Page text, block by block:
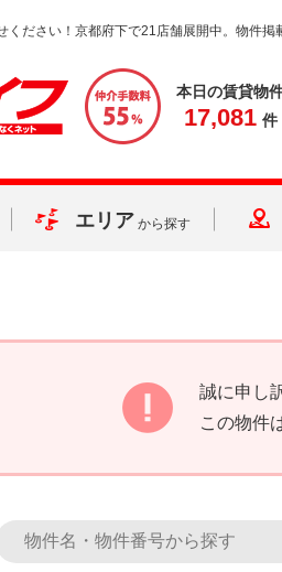
ください！京都府下で21店舗展開中。物件掲
本日の賃貸物
17,081 件
エリア から探す
誠に申し
この物件